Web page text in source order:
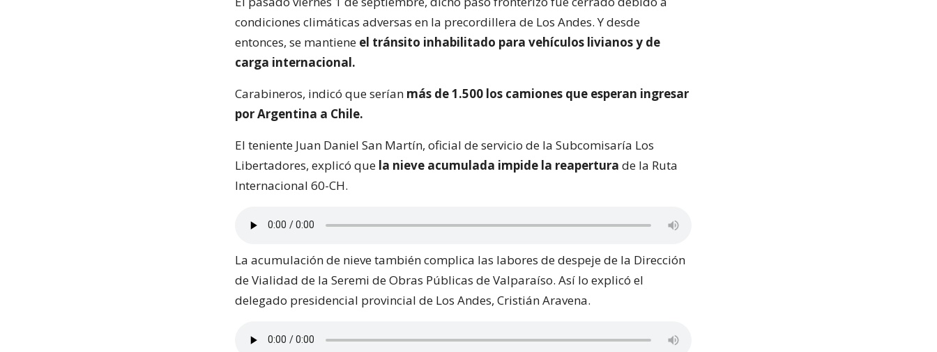
condiciones climáticas adversas en la precordillera de Los Andes. Y desde
entonces, se mantiene el tránsito inhabilitado para vehículos livianos y de
carga internacional.
Carabineros, indicó que serían más de 1.500 los camiones que esperan ingresar
por Argentina a Chile.
El teniente Juan Daniel San Martín, oficial de servicio de la Subcomisaría Los
Libertadores, explicó que la nieve acumulada impide la reapertura de la Ruta
Internacional 60-CH.
La acumulación de nieve también complica las labores de despeje de la Dirección
de Vialidad de la Seremi de Obras Públicas de Valparaíso. Así lo explicó el
delegado presidencial provincial de Los Andes, Cristián Aravena.